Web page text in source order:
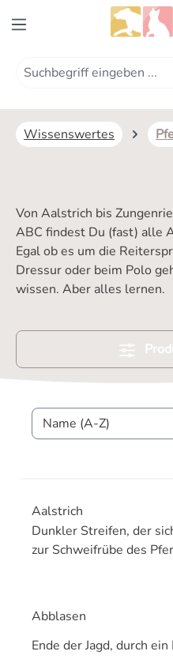
Zum Hauptinhalt springen
Wissenswertes
Von Aalstrich bis
ABC findest Du (fast) alle
Egal ob es um die
Dressur oder beim Polo
wissen. Aber alles lernen.
Aalstrich
Dunkler Streifen, der
zur Schweifrübe des
Abblasen
Ende der Jagd, durch